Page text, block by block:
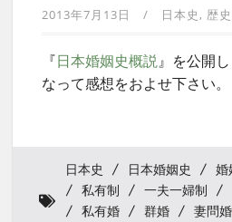
2013年7月13日 日本史 歴史
『日本婚姻史概説』を公開
なって感想をおよせ下さい。
日本史 日本婚姻史 婚
私有制
一夫一婦制
私有婚
群婚 妻問婚